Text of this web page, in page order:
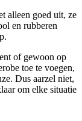
alleen goed uit, ze
en rubberen
of gewoon op
toe te voegen,
Dus aarzel niet,
om elke situatie